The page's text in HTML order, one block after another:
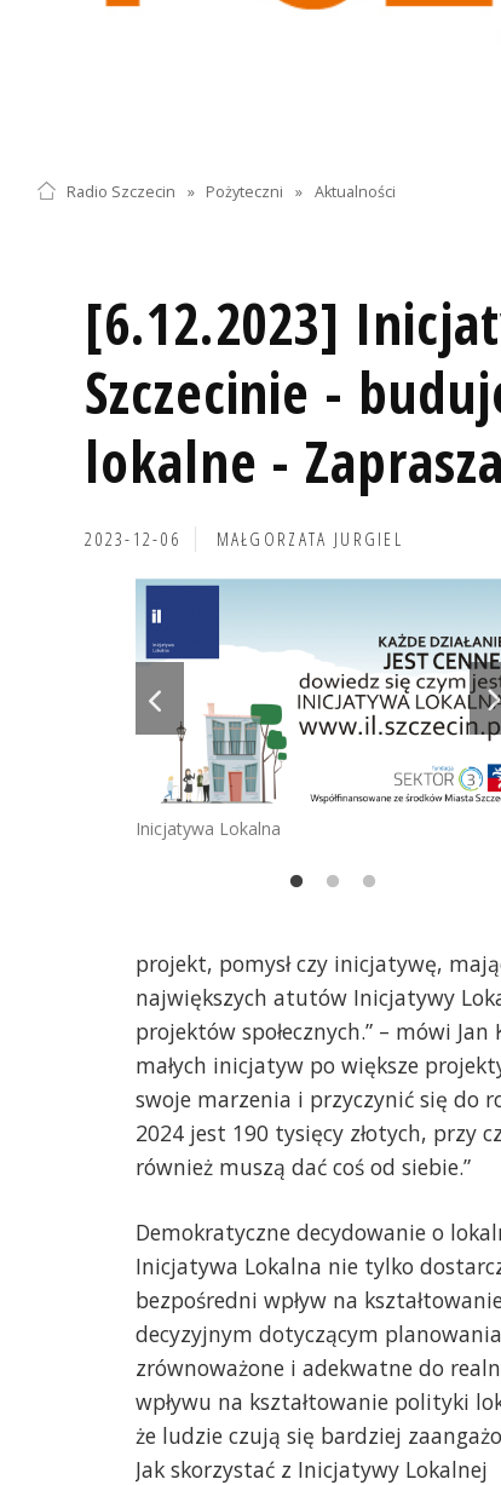
Radio Szczecin » Pożyteczni » Aktualności
[6.12.2023]
Szczecinie -
lokalne -
2023-12-06 MAŁGORZATA JURGIEL
Inicjatywa Lokalna
projekt, pomysł czy inicjatywę,
największych atutów Inicjatywy
projektów społecznych.” – mówi
małych inicjatyw po większe
swoje marzenia i przyczynić się do
2024 jest 190 tysięcy złotych, przy
również muszą dać coś od siebie.”
Demokratyczne decydowanie o
Inicjatywa Lokalna nie tylko
bezpośredni wpływ na
decyzyjnym dotyczącym
zrównoważone i adekwatne do
wpływu na kształtowanie polityki
że ludzie czują się bardziej
Jak skorzystać z Inicjatywy Lokalnej